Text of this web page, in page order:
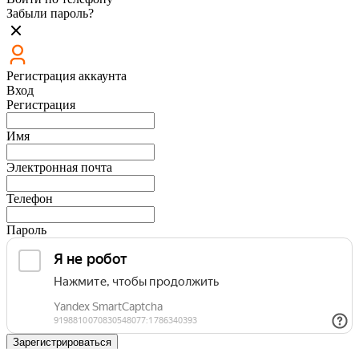
Забыли пароль?
Регистрация аккаунта
Вход
Регистрация
Имя
Электронная почта
Телефон
Пароль
Зарегистрироваться